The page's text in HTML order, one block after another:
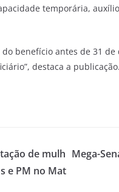
temporária,
benefício antes de 31
destaca a publicação.
de mulh
e PM no Mat
Mega-